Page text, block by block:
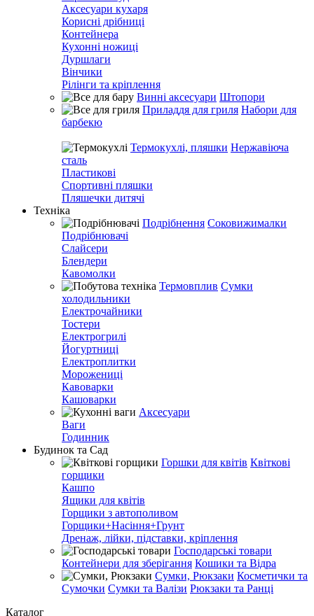
Аксесуари кухаря
Корисні дрібниці
Контейнера
Кухонні ножиці
Дуршлаги
Вінчики
Рілінги та кріплення
Винні аксесуари Штопори
Приладдя для гриля Набори для
барбекю
Термокухлі, пляшки Нержавіюча
сталь
Пластикові
Спортивні пляшки
Пляшечки дитячі
Техніка
Подрібнення Соковижималки
Подрібнювачі
Слайсери
Блендери
Кавомолки
Термовплив Сумки
холодильники
Електрочайники
Тостери
Електрогрилі
Йогуртниці
Електроплитки
Морожениці
Кавоварки
Кашоварки
Аксесуари
Ваги
Годинник
Будинок та Сад
Горшки для квітів Квіткові
горщики
Кашпо
Ящики для квітів
Горщики з автополивом
Горщики+Насіння+Грунт
Дренаж, лійки, підставки, кріплення
Господарські товари
Контейнери для зберігання Кошики та Відра
Сумки, Рюкзаки Косметички та
Сумочки Сумки та Валізи Рюкзаки та Ранці
Каталог